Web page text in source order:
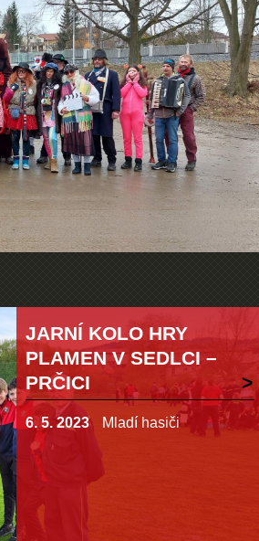
JARNÍ KOLO HRY
PLAMEN V SEDLCI –
PRČICI
6. 5. 2023 Mladí hasiči